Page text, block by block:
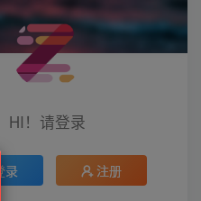
HI！请登录
登录 注册